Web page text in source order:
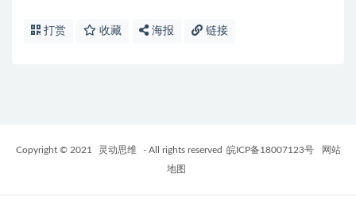
打赏 收藏 海报 链接
Copyright © 2021 灵动思维 - All rights reserved 皖ICP备18007123号
网站
地图